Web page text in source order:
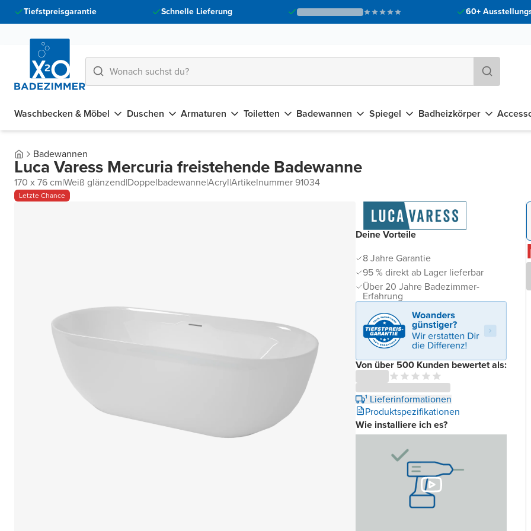
Tiefstpreisgarantie Schnelle Lieferung 60+
Waschbecken & Möbel Duschen Armaturen Toiletten Badewannen Spiegel Badheizkörper
Badewannen
Luca Varess Mercuria freistehende Badewanne
170 x 76 cm|Weiß glänzend|Doppelbadewanne|Acryl|Artikelnummer 91034
Letzte Chance
Deine Vorteile
8 Jahre Garantie
95 % direkt ab Lager lieferbar
Über 20 Jahre Badezimmer-
Erfahrung
Von über 500 Kunden bewertet als:
¹ Lieferinformationen
Produktspezifikationen
Wie installiere ich es?